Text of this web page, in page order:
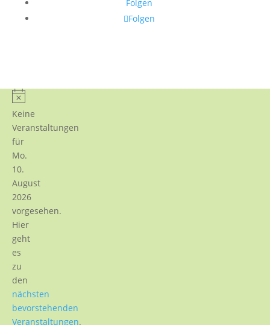
Folgen
Folgen
Hinweis
Keine
Veranstaltungen
für
Mo.
10.
August
2026
vorgesehen.
Hier
geht
es
zu
den
nächsten
bevorstehenden
Veranstaltungen.